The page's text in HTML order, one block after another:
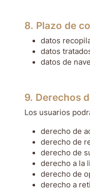
8. Plazo de
datos
datos
datos de
9. Derechos
Los usuarios
derecho de
derecho de
derecho de
derecho a la
derecho de
derecho a